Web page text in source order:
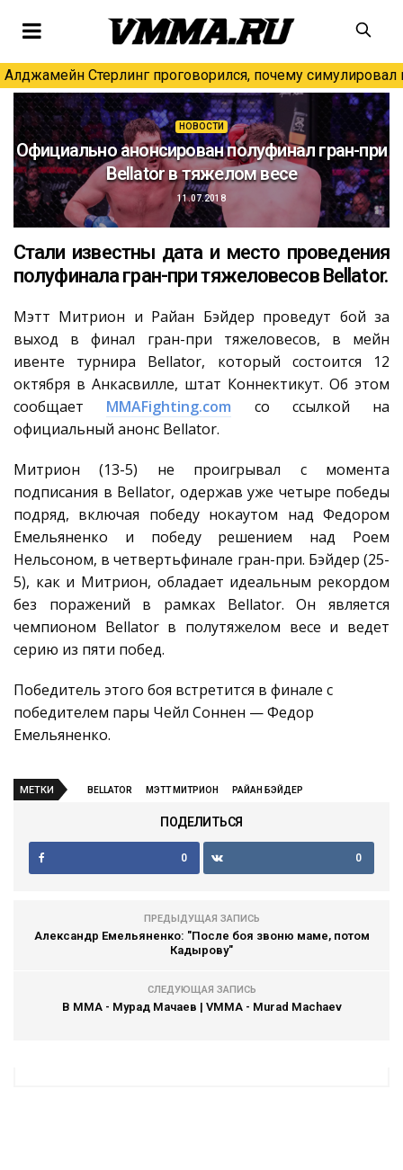
Алджамейн Стерлинг проговорился, почему симулировал
НОВОСТИ
Официально анонсирован полуфинал гран-при
Bellator в тяжелом весе
11.07.2018
Стали известны дата и место проведения
полуфинала гран-при тяжеловесов Bellator.
Мэтт Митрион и Райан Бэйдер проведут бой за
выход в финал гран-при тяжеловесов, в мейн
ивенте турнира Bellator, который состоится 12
октября в Анкасвилле, штат Коннектикут. Об этом
сообщает MMAFighting.com со ссылкой на
официальный анонс Bellator.
Митрион (13-5) не проигрывал с момента
подписания в Bellator, одержав уже четыре победы
подряд, включая победу нокаутом над Федором
Емельяненко и победу решением над Роем
Нельсоном, в четвертьфинале гран-при. Бэйдер (25-
5), как и Митрион, обладает идеальным рекордом
без поражений в рамках Bellator. Он является
чемпионом Bellator в полутяжелом весе и ведет
серию из пяти побед.
Победитель этого боя встретится в финале с
победителем пары Чейл Соннен — Федор
Емельяненко.
МЕТКИ BELLATOR МЭТТ МИТРИОН РАЙАН БЭЙДЕР
ПОДЕЛИТЬСЯ
0 0
ПРЕДЫДУЩАЯ ЗАПИСЬ
Александр Емельяненко: "После боя звоню маме, потом
Кадырову"
СЛЕДУЮЩАЯ ЗАПИСЬ
В ММА - Мурад Мачаев | VMMA - Murad Machaev